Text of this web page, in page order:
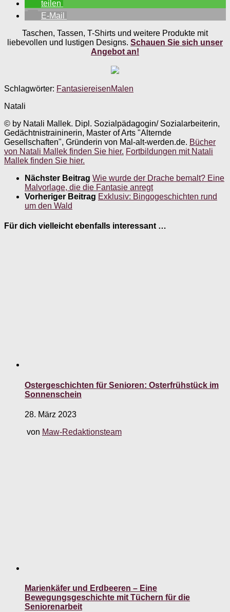
teilen
E-Mail
Taschen, Tassen, T-Shirts und weitere Produkte mit
liebevollen und lustigen Designs. Schauen Sie sich unser
Angebot an!
Schlagwörter: FantasiereisenMalen
Natali
© by Natali Mallek. Dipl. Sozialpädagogin/ Sozialarbeiterin,
Gedächtnistraininerin, Master of Arts "Alternde
Gesellschaften", Gründerin von Mal-alt-werden.de. Bücher
von Natali Mallek finden Sie hier. Fortbildungen mit Natali
Mallek finden Sie hier.
Nächster Beitrag Wie wurde der Drache bemalt? Eine
Malvorlage, die die Fantasie anregt
Vorheriger Beitrag Exklusiv: Bingogeschichten rund
um den Wald
Für dich vielleicht ebenfalls interessant …
Ostergeschichten für Senioren: Osterfrühstück im
Sonnenschein
28. März 2023
von Maw-Redaktionsteam
Marienkäfer und Erdbeeren – Eine
Bewegungsgeschichte mit Tüchern für die
Seniorenarbeit